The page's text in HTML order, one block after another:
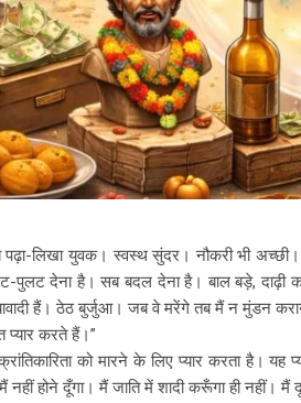
पढ़ा-लिखा युवक। स्वस्थ सुंदर। नौकरी भी
पुलट देना है। सब बदल देना है। बाल बड़े, दाढ़ी
हैं। ठेठ बुर्जुआ। जब वे मरेंगे तब मैं न मुंडन
प्यार करते हैं।”
क्रांतिकारिता को मारने के लिए प्यार करता
होने दूँगा। मैं जाति में शादी करूँगा ही नहीं। मैं